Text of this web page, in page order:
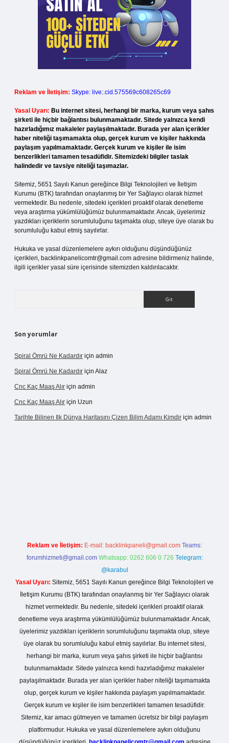
Reklam ve İletişim: Skype: live:.cid.575569c608265c69
Yasal Uyarı: Bu internet sitesi, herhangi bir marka, kurum veya şahıs
şirketi ile hiçbir bağlantısı bulunmamaktadır. Sitede yalnızca kendi
hazırladığımız makaleler paylaşılmaktadır. Burada yer alan içerikler
haber niteliği taşımamakta olup, gerçek kurum ve kişiler hakkında
paylaşım yapılmamaktadır. Gerçek kurum ve kişiler ile isim
benzerlikleri tamamen tesadüfidir. Sitemizdeki bilgiler taslak
halindedir ve tavsiye niteliği taşımazlar.
Sitemiz, 5651 Sayılı Kanun gereğince Bilgi Teknolojileri ve İletişim
Kurumu (BTK) tarafından onaylanmış bir Yer Sağlayıcı olarak hizmet
vermektedir. Bu nedenle, sitedeki içerikleri proaktif olarak denetleme
veya araştırma yükümlülüğümüz bulunmamaktadır. Ancak, üyelerimiz
yazdıkları içeriklerin sorumluluğunu taşımakta olup, siteye üye olarak bu
sorumluluğu kabul etmiş sayılırlar.
Hukuka ve yasal düzenlemelere aykırı olduğunu düşündüğünüz
içerikleri, backlinkpanelicomtr@gmail.com adresine bildirmeniz halinde,
ilgili içerikler yasal süre içerisinde sitemizden kaldırılacaktır.
Son yorumlar
Spiral Ömrü Ne Kadardır için admin
Spiral Ömrü Ne Kadardır için Alaz
Cnc Kaç Maaş Alır için admin
Cnc Kaç Maaş Alır için Uzun
Tarihte Bilinen Ilk Dünya Haritasını Çizen Bilim Adamı Kimdir için admin
Reklam ve İletişim: E-mail: backlinkpaneli@gmail.com Teams:
forumhizmeti@gmail.com Whatsapp: 0262 606 0 726 Telegram:
@karabul
Yasal Uyarı: Sitemiz, 5651 Sayılı Kanun gereğince Bilgi Teknolojileri ve
İletişim Kurumu (BTK) tarafından onaylanmış bir Yer Sağlayıcı olarak
hizmet vermektedir. Bu nedenle, sitedeki içerikleri proaktif olarak
denetleme veya araştırma yükümlülüğümüz bulunmamaktadır. Ancak,
üyelerimiz yazdıkları içeriklerin sorumluluğunu taşımakta olup, siteye
üye olarak bu sorumluluğu kabul etmiş sayılırlar. Bu internet sitesi,
herhangi bir marka, kurum veya şahıs şirketi ile hiçbir bağlantısı
bulunmamaktadır. Sitede yalnızca kendi hazırladığımız makaleler
paylaşılmaktadır. Burada yer alan içerikler haber niteliği taşımamakta
olup, gerçek kurum ve kişiler hakkında paylaşım yapılmamaktadır.
Gerçek kurum ve kişiler ile isim benzerlikleri tamamen tesadüfidir.
Sitemiz, kar amacı gütmeyen ve tamamen ücretsiz bir bilgi paylaşım
platformudur. Hukuka ve yasal düzenlemelere aykırı olduğunu